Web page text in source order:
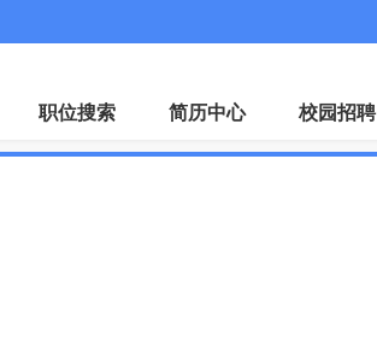
微信
职位搜索 简历中心 校园招聘